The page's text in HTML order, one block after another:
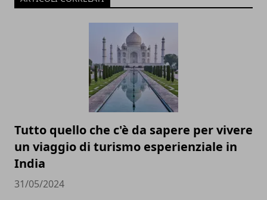
Tutto quello che c'è da sapere per vivere
un viaggio di turismo esperienziale in
India
31/05/2024